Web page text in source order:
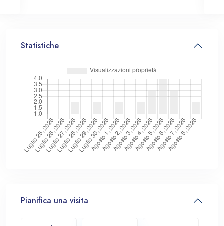
Statistiche
Pianifica una visita